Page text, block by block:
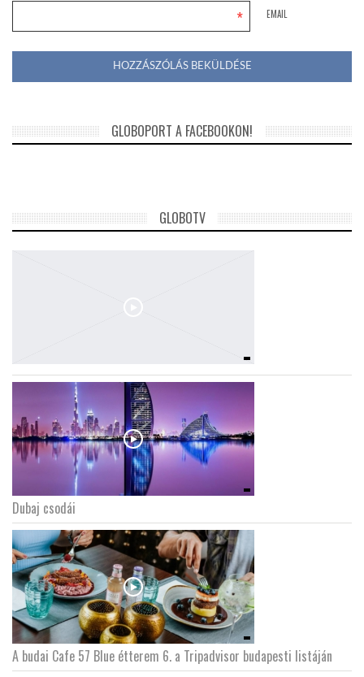
EMAIL
*
GLOBOPORT A FACEBOOKON!
GLOBOTV
Dubaj csodái
A budai Cafe 57 Blue étterem 6. a Tripadvisor budapesti listáján